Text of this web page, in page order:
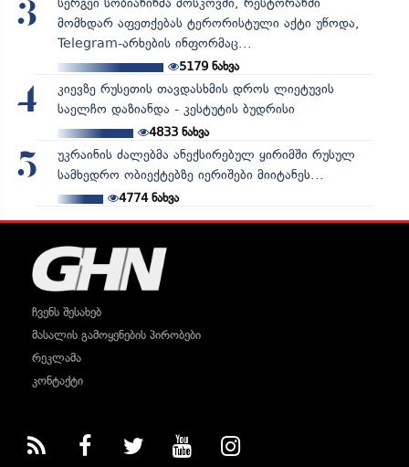
3
მომხდარ აფეთქებას ტერორისტული აქტი უწოდა,
Telegram-არხების ინფორმაც...
5179ნახვა
4
კიევზე რუსეთის თავდასხმის დროს ლიეტუვის
საელჩო დაზიანდა - კესტუტის ბუდრისი
4833ნახვა
5
უკრაინის ძალებმა ანექსირებულ ყირიმში რუსულ
სამხედრო ობიექტებზე იერიშები მიიტანეს...
4774ნახვა
ჩვენს შესახებ
მასალის გამოყენების პირობები
რეკლამა
კონტაქტი